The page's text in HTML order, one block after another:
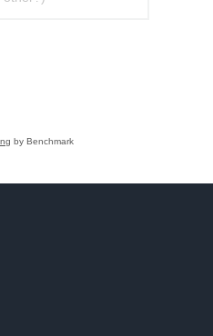
by Benchmark